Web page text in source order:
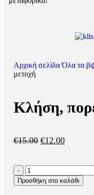
Αρχική σελίδαΌλα τα
μετοχή
Κλήση,
€15.00 €12.00
Προσθήκη στο καλάθι